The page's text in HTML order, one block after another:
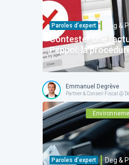
Paroles d’expert Deg &
Contester une
Peppol: la
pour protéger
Emmanuel Degrève
Partner & Conseil Fiscal @
Paroles d’expert Deg &